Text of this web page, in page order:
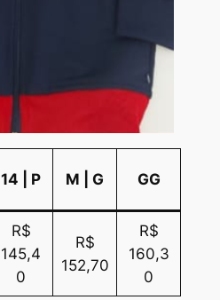
14 | P M | G GG
R$
145,4
0
R$
152,70
R$
160,3
0